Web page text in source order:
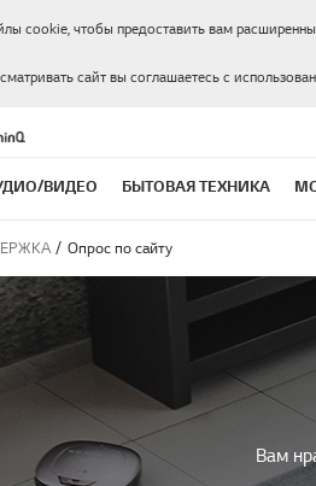
cookie, чтобы предоставить вам
сайт вы соглашаетесь с
ВИДЕО БЫТОВАЯ ТЕХНИКА
Опрос по сайту
Вам